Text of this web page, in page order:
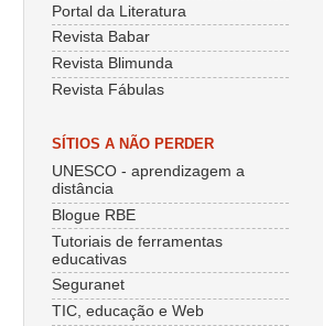
Portal da Literatura
Revista Babar
Revista Blimunda
Revista Fábulas
SÍTIOS A NÃO PERDER
UNESCO - aprendizagem a
distância
Blogue RBE
Tutoriais de ferramentas
educativas
Seguranet
TIC, educação e Web